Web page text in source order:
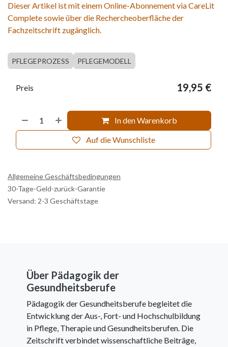
Dieser Artikel ist mit einem Online-Abonnement via CareLit
Complete sowie über die Rechercheoberfläche der
Fachzeitschrift zugänglich.
PFLEGEPROZESS PFLEGEMODELL
In den Warenkorb
Auf die Wunschliste
Preis 19,95 €
Allgemeine Geschäftsbedingungen
30-Tage-Geld-zurück-Garantie
Versand: 2-3 Geschäftstage
Über Pädagogik der
Gesundheitsberufe
Pädagogik der Gesundheitsberufe begleitet die
Entwicklung der Aus-, Fort- und Hochschulbildung
in Pflege, Therapie und Gesundheitsberufen. Die
Zeitschrift verbindet wissenschaftliche Beiträge,